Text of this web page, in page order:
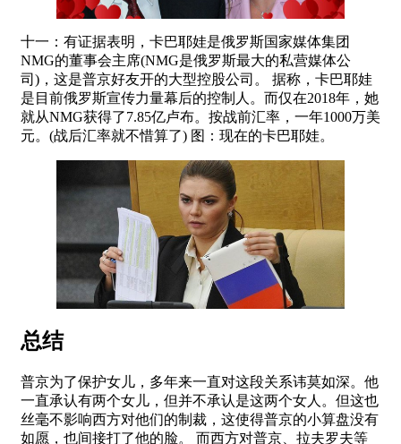
十一：有证据表明，卡巴耶娃是俄罗斯国家媒体集团
NMG的董事会主席(NMG是俄罗斯最大的私营媒体公
司)，这是普京好友开的大型控股公司。 据称，卡巴耶娃
是目前俄罗斯宣传力量幕后的控制人。而仅在2018年，她
就从NMG获得了7.85亿卢布。按战前汇率，一年1000万美
元。(战后汇率就不惜算了) 图：现在的卡巴耶娃。
总结
普京为了保护女儿，多年来一直对这段关系讳莫如深。他
一直承认有两个女儿，但并不承认是这两个女人。但这也
丝毫不影响西方对他们的制裁，这使得普京的小算盘没有
如愿，也间接打了他的脸。 而西方对普京、拉夫罗夫等